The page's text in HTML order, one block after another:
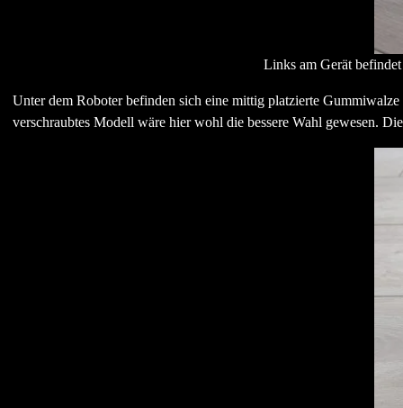
Links am Gerät
Unter dem Roboter befinden sich eine mittig platzierte
verschraubtes Modell wäre hier wohl die bessere Wahl gewesen.